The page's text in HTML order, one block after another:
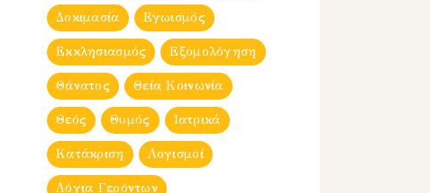
Δοκιμασία Εγωισμός
Εκκλησιασμός Εξομολόγηση
Θάνατος Θεία Κοινωνία
Θεός Θυμός Ιατρικά
Κατάκριση Λογισμοί
Λόγια Γερόντων